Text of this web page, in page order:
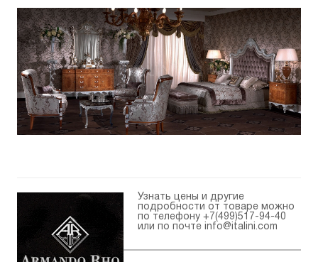
Узнать цены и другие
подробности от товаре можно
по телефону +7(499)517-94-40
или по почте
info@italini.com